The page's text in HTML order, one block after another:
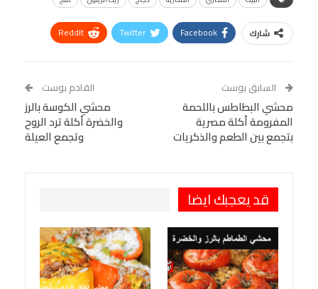
شارك Facebook
Twitter
ReddIt
Tumblr
البريد الإلكتروني
VK
Digg
LINE
BlackBerry
Viber
السابق بوست
محشي البطاطس باللحمة
المفرومة أكلة مصرية
بتجمع بين الطعم والذكريات
القادم بوست
محشي الكوسة بالرز
والخضرة أكلة ترد الروح
وتجمع العيلة
قد يعجبك ايضا